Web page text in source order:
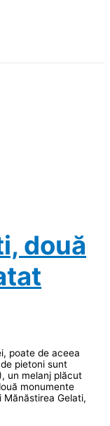
două
poate de aceea
pietoni sunt
un melanj plăcut
monumente
Mănăstirea Gelati,